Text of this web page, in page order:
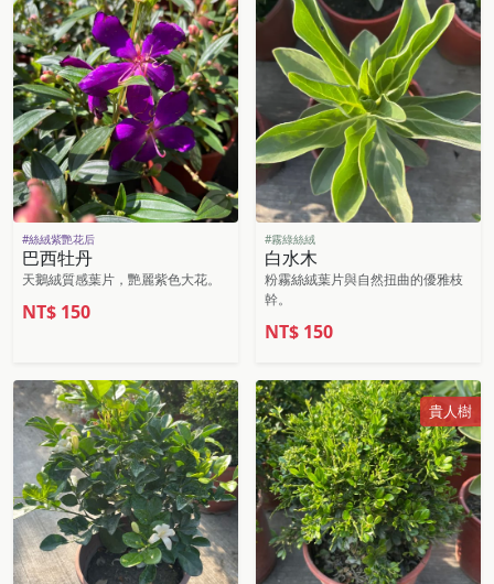
#絲絨紫艷花后
巴西牡丹
天鵝絨質感葉片，艷麗紫色大花。
NT$ 150
#霧綠絲絨
白水木
粉霧絲絨葉片與自然扭曲的優雅枝
幹。
NT$ 150
貴人樹